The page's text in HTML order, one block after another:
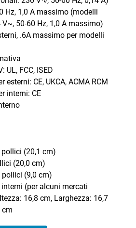
Hz, 1,0 A massimo (modelli
50-60 Hz, 1,0 A massimo)
.6A massimo per modelli
UL, FCC, ISED
esterni: CE, UKCA, ACMA RCM
interni: CE
(20,1 cm)
(20,0 cm)
(9,0 cm)
(per alcuni mercati
16,8 cm, Larghezza: 16,7
cm